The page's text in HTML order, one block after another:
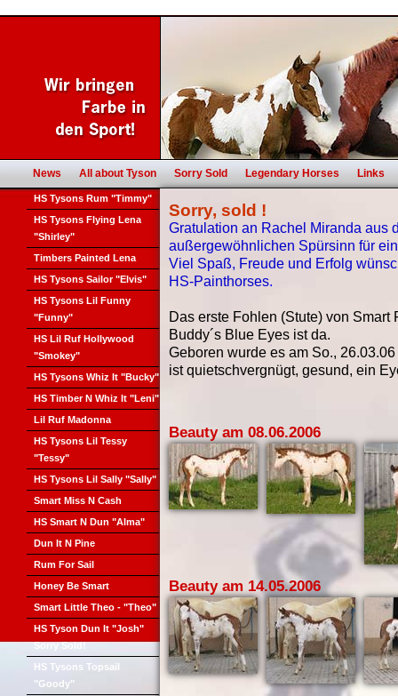
News All about Tyson Sorry Sold Legendary Horses Links
HS Tysons Rum "Timmy"
HS Tysons Flying Lena
"Shirley"
Timbers Painted Lena
HS Tysons Sailor "Elvis"
HS Tysons Lil Funny
"Funny"
HS Lil Ruf Hollywood
"Smokey"
HS Tysons Whiz It "Bucky"
HS Timber N Whiz It "Leni"
Lil Ruf Madonna
HS Tysons Lil Tessy
"Tessy"
HS Tysons Lil Sally "Sally"
Smart Miss N Cash
HS Smart N Dun "Alma"
Dun It N Pine
Rum For Sail
Honey Be Smart
Smart Little Theo - "Theo"
HS Tyson Dun It "Josh"
Sorry Sold!
HS Tysons Topsail
"Goody"
Sorry, sold !
Gratulation an Rachel Miranda aus
außergewöhnlichen Spürsinn für
Viel Spaß, Freude und Erfolg
HS-Painthorses.
Das erste Fohlen (Stute) von
Buddy´s Blue Eyes ist da.
Geboren wurde es am So.,
ist quietschvergnügt, gesund, ein
Beauty am 08.06.2006
Beauty am 14.05.2006